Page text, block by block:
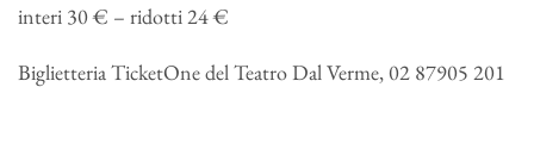
interi 30 € – ridotti 24 €
Biglietteria TicketOne del Teatro Dal Verme, 02 87905 201